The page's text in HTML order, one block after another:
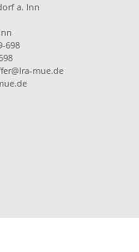
a. Inn
698
mue.de